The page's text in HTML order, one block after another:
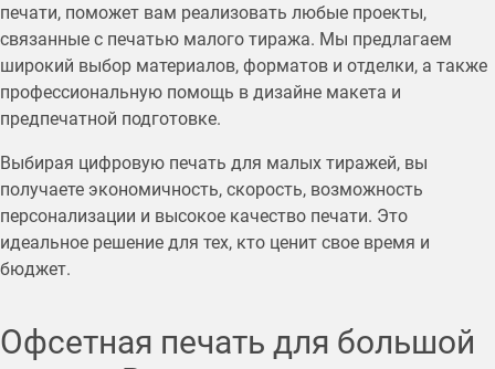
печати, поможет вам реализовать любые проекты,
связанные с печатью малого тиража. Мы предлагаем
широкий выбор материалов, форматов и отделки, а также
профессиональную помощь в дизайне макета и
предпечатной подготовке.
Выбирая цифровую печать для малых тиражей, вы
получаете экономичность, скорость, возможность
персонализации и высокое качество печати. Это
идеальное решение для тех, кто ценит свое время и
бюджет.
Офсетная печать для большой